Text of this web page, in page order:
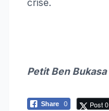
crise.
Petit Ben Bukasa
Share 0 Post 0